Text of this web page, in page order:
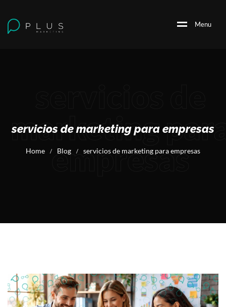
Menu
marketing
empresas
servicios de marketing para empresas
Home / Blog / servicios de marketing para empresas